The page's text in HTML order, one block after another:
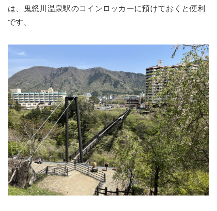
は、鬼怒川温泉駅のコインロッカーに預けておくと便利
です。